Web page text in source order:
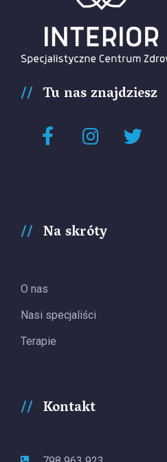
Tu nas znajdziesz
Na skróty
O nas
Nasi specjaliści
Terapie
Kontakt